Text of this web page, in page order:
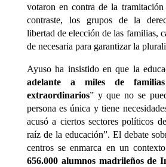
votaron en contra de la
contraste, los grupos de la
libertad de elección de las familias,
de necesaria para garantizar la
Ayuso ha insistido en que la
adelante a miles de
extraordinarios” y que no se
persona es única y tiene
acusó a ciertos sectores políticos
raíz de la educación”. El debate
centros se enmarca en un
656.000 alumnos madrileños de